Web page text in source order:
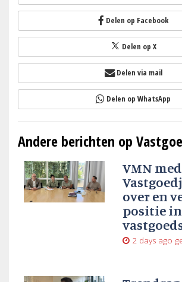
Delen op Facebook
Delen op X
Delen via mail
Delen op WhatsApp
Andere berichten op
VMN
over en
positie in
2 days ago